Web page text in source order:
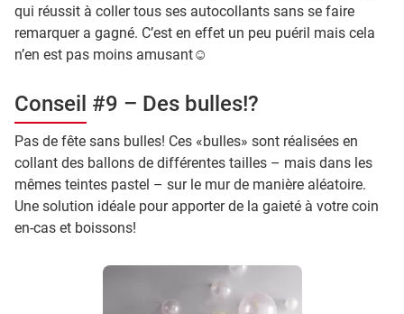
qui réussit à coller tous ses autocollants sans se faire
remarquer a gagné. C’est en effet un peu puéril mais cela
n’en est pas moins amusant☺
Conseil #9 – Des bulles!?
Pas de fête sans bulles! Ces «bulles» sont réalisées en
collant des ballons de différentes tailles – mais dans les
mêmes teintes pastel – sur le mur de manière aléatoire.
Une solution idéale pour apporter de la gaieté à votre coin
en-cas et boissons!